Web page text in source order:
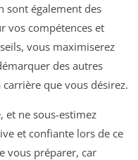
sont également des
vos compétences et
vous maximiserez
des autres
que vous désirez.
et ne sous-estimez
et confiante lors de ce
vous préparer, car